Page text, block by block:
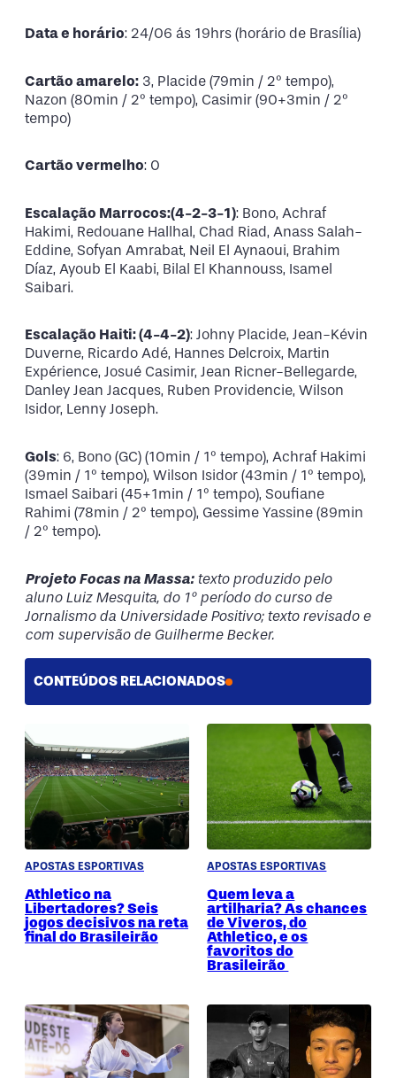
Data e horário: 24/06 ás 19hrs (horário de Brasília)
Cartão amarelo: 3, Placide (79min / 2º tempo),
Nazon (80min / 2º tempo), Casimir (90+3min / 2º
tempo)
Cartão vermelho: 0
Escalação Marrocos:(4-2-3-1): Bono, Achraf
Hakimi, Redouane Hallhal, Chad Riad, Anass Salah-
Eddine, Sofyan Amrabat, Neil El Aynaoui, Brahim
Díaz, Ayoub El Kaabi, Bilal El Khannouss, Isamel
Saibari.
Escalação Haiti: (4-4-2): Johny Placide, Jean-Kévin
Duverne, Ricardo Adé, Hannes Delcroix, Martin
Expérience, Josué Casimir, Jean Ricner-Bellegarde,
Danley Jean Jacques, Ruben Providencie, Wilson
Isidor, Lenny Joseph.
Gols: 6, Bono (GC) (10min / 1º tempo), Achraf Hakimi
(39min / 1º tempo), Wilson Isidor (43min / 1º tempo),
Ismael Saibari (45+1min / 1º tempo), Soufiane
Rahimi (78min / 2º tempo), Gessime Yassine (89min
/ 2º tempo).
Projeto Focas na Massa:texto produzido pelo
aluno Luiz Mesquita, do 1º período do curso de
Jornalismo da Universidade Positivo; texto revisado e
com supervisão de Guilherme Becker.
CONTEÚDOS RELACIONADOS
APOSTAS ESPORTIVAS
Athletico na
Libertadores? Seis
jogos decisivos na reta
final do Brasileirão
APOSTAS ESPORTIVAS
Quem leva a
artilharia? As chances
de Viveros, do
Athletico, e os
favoritos do
Brasileirão